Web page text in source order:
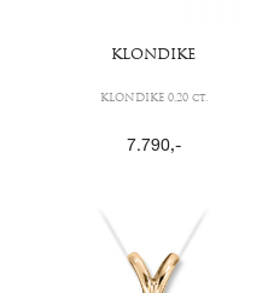
KLONDIKE
KLONDIKE 0,20 ct.
7.790,-